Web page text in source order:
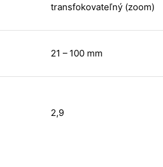
transfokovateľný (zoom)
21 – 100 mm
2,9